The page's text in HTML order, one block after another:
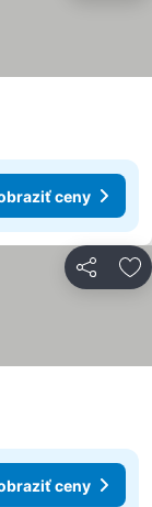
ceny
Zdieľať
ceny